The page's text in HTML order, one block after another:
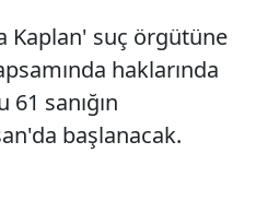
Kaplan' suç örgütüne
haklarında
sanığın
başlanacak.